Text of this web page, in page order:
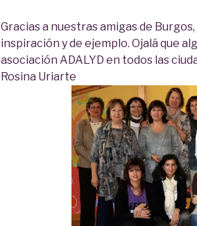
Gracias a nuestras amigas de
inspiración y de ejemplo. Ojalá que
asociación ADALYD en todos las
Rosina Uriarte